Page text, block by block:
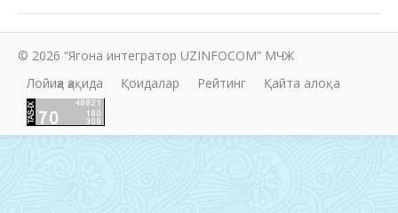
© 2026 “Ягона интегратор UZINFOCOM” МЧЖ
Лойиҳа ҳақида
Қоидалар Рейтинг Қайта алоқа